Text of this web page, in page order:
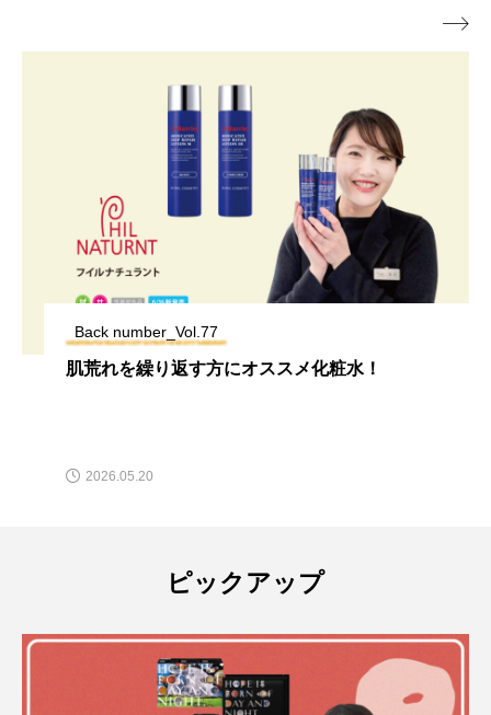
Back number_Vol.77
肌荒れを繰り返す方にオススメ化粧水！
2026.05.20

ピックアップ